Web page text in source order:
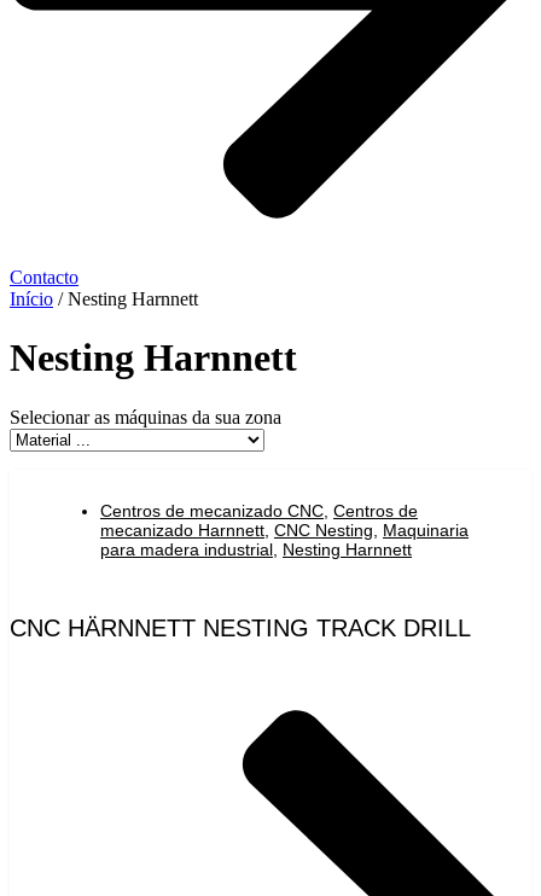
Contacto
Início / Nesting Harnnett
Nesting Harnnett
Selecionar as máquinas da sua zona
Centros de mecanizado CNC Centros de
mecanizado Harnnett CNC Nesting
Maquinaria
para madera industrial Nesting Harnnett
CNC HÄRNNETT NESTING TRACK DRILL